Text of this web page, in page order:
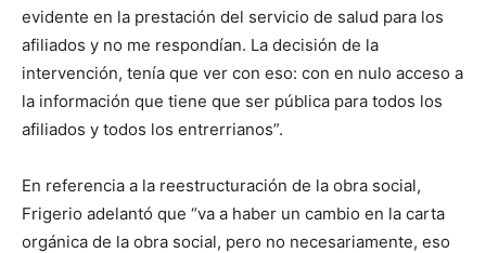
evidente en la prestación del servicio de salud para los
afiliados y no me respondían. La decisión de la
intervención, tenía que ver con eso: con en nulo acceso a
la información que tiene que ser pública para todos los
afiliados y todos los entrerrianos”.
En referencia a la reestructuración de la obra social,
Frigerio adelantó que “va a haber un cambio en la carta
orgánica de la obra social, pero no necesariamente, eso